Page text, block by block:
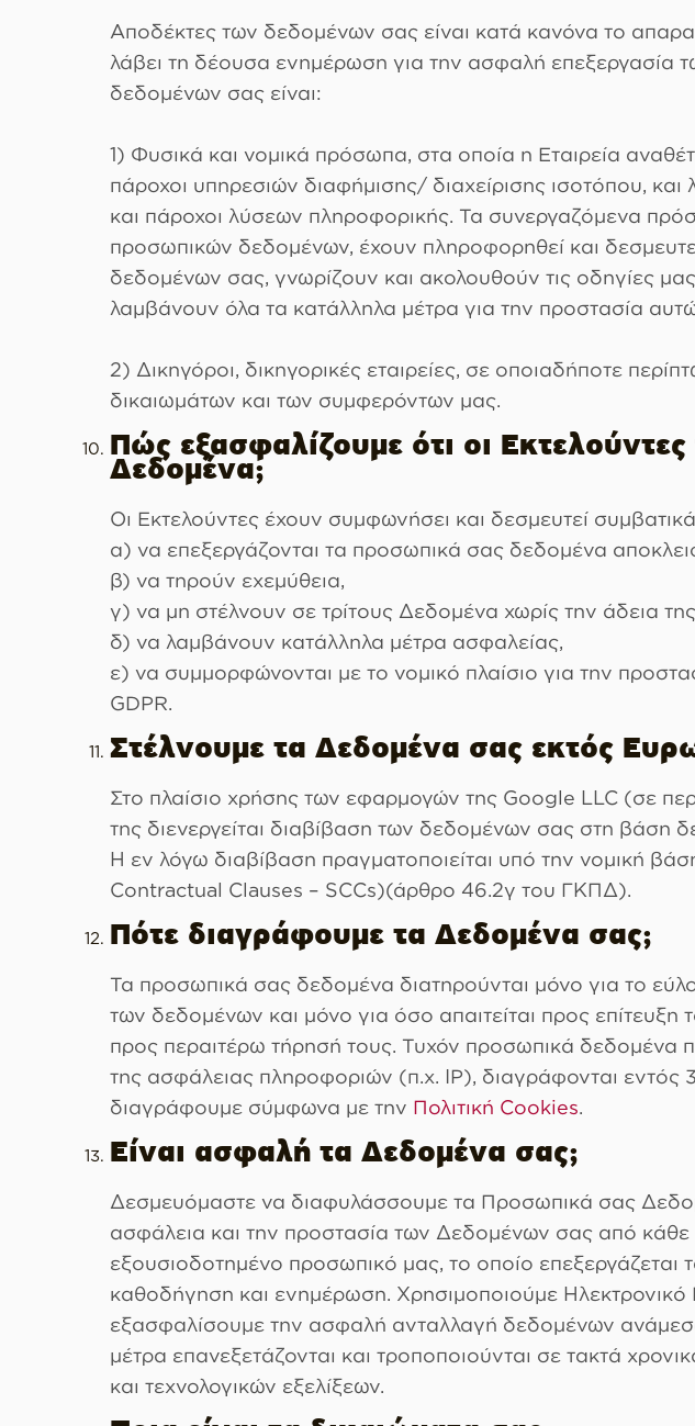
Αποδέκτες των δεδομένων σας είναι κατά κανόνα το
λάβει τη δέουσα ενημέρωση για την ασφαλή
δεδομένων σας είναι:
1) Φυσικά και νομικά πρόσωπα, στα οποία η Εταιρεία
πάροχοι υπηρεσιών διαφήμισης/ διαχείρισης ισοτόπου,
και πάροχοι λύσεων πληροφορικής. Τα συνεργαζόμενα
προσωπικών δεδομένων, έχουν πληροφορηθεί και
δεδομένων σας, γνωρίζουν και ακολουθούν τις οδηγίες
λαμβάνουν όλα τα κατάλληλα μέτρα για την προστασία
2) Δικηγόροι, δικηγορικές εταιρείες, σε οποιαδήποτε
δικαιωμάτων και των συμφερόντων μας.
Πώς εξασφαλίζουμε ότι οι
Δεδομένα;
Οι Εκτελούντες έχουν συμφωνήσει και δεσμευτεί
α) να επεξεργάζονται τα προσωπικά σας δεδομένα
β) να τηρούν εχεμύθεια,
γ) να μη στέλνουν σε τρίτους Δεδομένα χωρίς την άδεια της
δ) να λαμβάνουν κατάλληλα μέτρα ασφαλείας,
ε) να συμμορφώνονται με το νομικό πλαίσιο για την
GDPR.
Στέλνουμε τα Δεδομένα σας εκτός
Στο πλαίσιο χρήσης των εφαρμογών της Google LLC (σε
της διενεργείται διαβίβαση των δεδομένων σας στη βάση
Η εν λόγω διαβίβαση πραγματοποιείται υπό την νομική
Contractual Clauses – SCCs)(άρθρο 46.2γ του ΓΚΠΔ).
Πότε διαγράφουμε τα Δεδομένα σας;
Τα προσωπικά σας δεδομένα διατηρούνται μόνο για το
των δεδομένων και μόνο για όσο απαιτείται προς
προς περαιτέρω τήρησή τους. Τυχόν προσωπικά
της ασφάλειας πληροφοριών (π.χ. IP), διαγράφονται
διαγράφουμε σύμφωνα με την Πολιτική Cookies
Είναι ασφαλή τα Δεδομένα σας;
Δεσμευόμαστε να διαφυλάσσουμε τα Προσωπικά σας
ασφάλεια και την προστασία των Δεδομένων σας από κάθε
εξουσιοδοτημένο προσωπικό μας, το οποίο
καθοδήγηση και ενημέρωση. Χρησιμοποιούμε
εξασφαλίσουμε την ασφαλή ανταλλαγή δεδομένων
μέτρα επανεξετάζονται και τροποποιούνται σε τακτά
και τεχνολογικών εξελίξεων.